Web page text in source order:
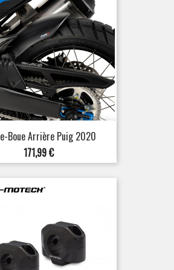
Boue Arrière Puig 2020
Prix
171,99 €